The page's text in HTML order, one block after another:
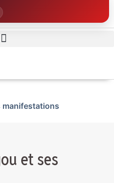
manifestations
et ses